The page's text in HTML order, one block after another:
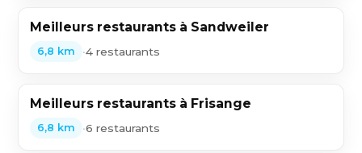
Meilleurs restaurants à Sandweiler
6,8 km •4 restaurants
Meilleurs restaurants à Frisange
6,8 km •6 restaurants